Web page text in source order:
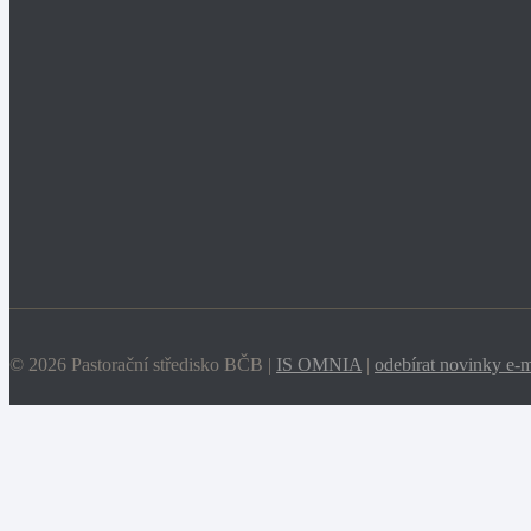
© 2026 Pastorační středisko BČB | IS OMNIA | odebírat novinky e-